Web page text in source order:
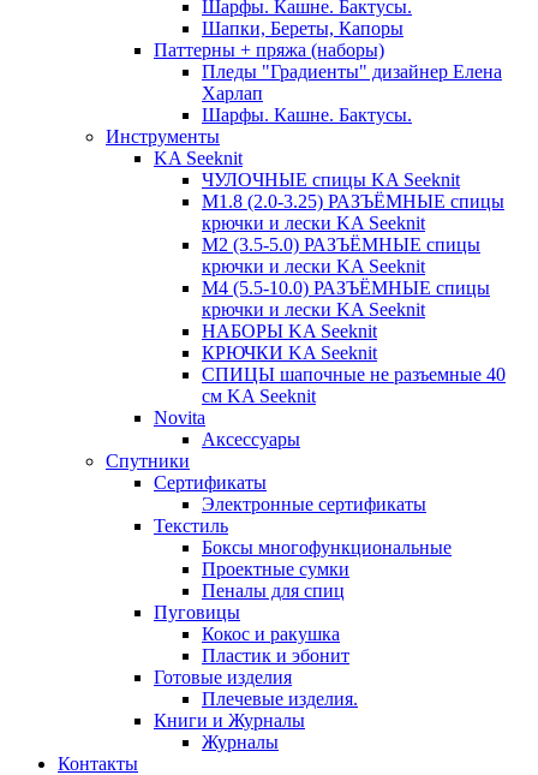
Шарфы. Кашне. Бактусы.
Шапки, Береты, Капоры
Паттерны + пряжа (наборы)
Пледы "Градиенты" дизайнер Елена
Харлап
Шарфы. Кашне. Бактусы.
Инструменты
KA Seeknit
ЧУЛОЧНЫЕ спицы KA Seeknit
М1.8 (2.0-3.25) РАЗЪЁМНЫЕ спицы
крючки и лески KA Seeknit
М2 (3.5-5.0) РАЗЪЁМНЫЕ спицы
крючки и лески KA Seeknit
М4 (5.5-10.0) РАЗЪЁМНЫЕ спицы
крючки и лески KA Seeknit
НАБОРЫ KA Seeknit
КРЮЧКИ KA Seeknit
СПИЦЫ шапочные не разъемные 40
см KA Seeknit
Novita
Аксессуары
Спутники
Сертификаты
Электронные сертификаты
Текстиль
Боксы многофункциональные
Проектные сумки
Пеналы для спиц
Пуговицы
Кокос и ракушка
Пластик и эбонит
Готовые изделия
Плечевые изделия.
Книги и Журналы
Журналы
Контакты